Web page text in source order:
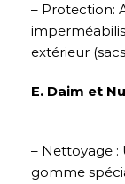
– Protection:
extérieur
E. Daim et
– Nettoyage :
gomme